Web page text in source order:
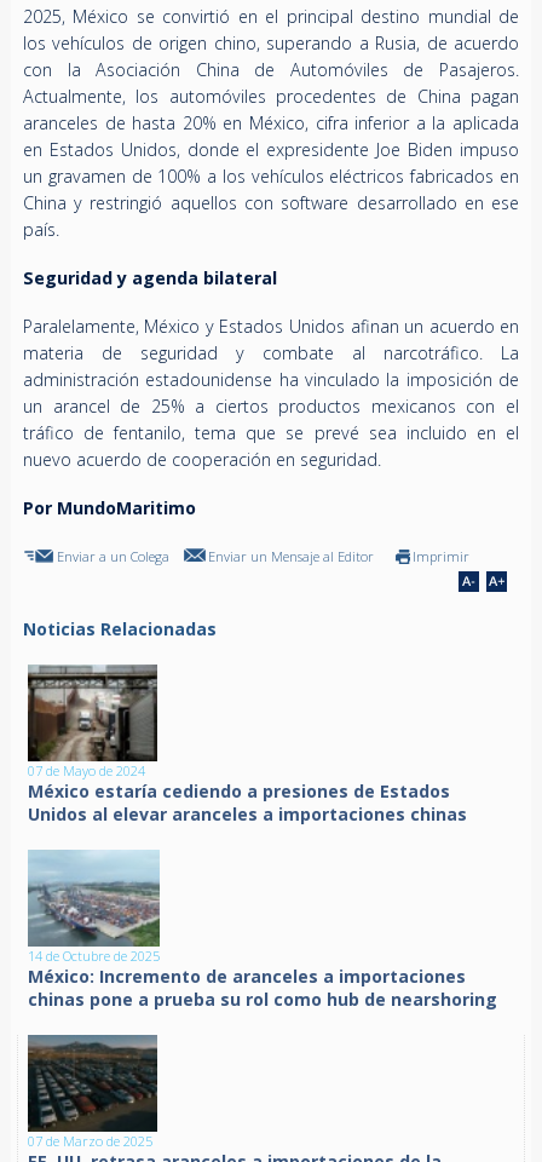
2025, México se convirtió en el principal destino mundial de
los vehículos de origen chino, superando a Rusia, de acuerdo
con la Asociación China de Automóviles de Pasajeros.
Actualmente, los automóviles procedentes de China pagan
aranceles de hasta 20% en México, cifra inferior a la aplicada
en Estados Unidos, donde el expresidente Joe Biden impuso
un gravamen de 100% a los vehículos eléctricos fabricados en
China y restringió aquellos con software desarrollado en ese
país.
Seguridad y agenda bilateral
Paralelamente, México y Estados Unidos afinan un acuerdo en
materia de seguridad y combate al narcotráfico. La
administración estadounidense ha vinculado la imposición de
un arancel de 25% a ciertos productos mexicanos con el
tráfico de fentanilo, tema que se prevé sea incluido en el
nuevo acuerdo de cooperación en seguridad.
Por MundoMaritimo
Enviar a un Colega Enviar un Mensaje al Editor Imprimir
Noticias Relacionadas
07 de Mayo de 2024
México estaría cediendo a presiones de Estados
Unidos al elevar aranceles a importaciones chinas
14 de Octubre de 2025
México: Incremento de aranceles a importaciones
chinas pone a prueba su rol como hub de nearshoring
07 de Marzo de 2025